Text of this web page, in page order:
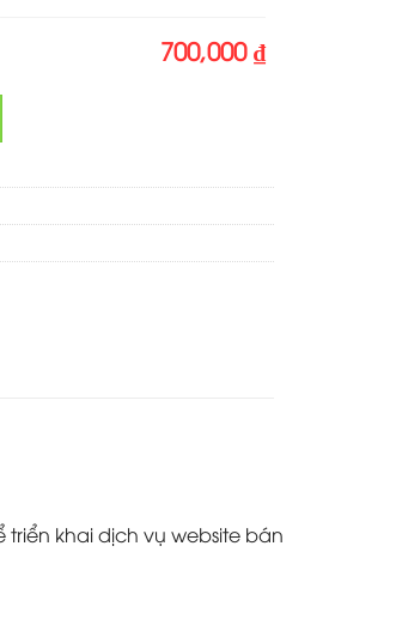
700,000 ₫
triển khai dịch vụ website bán